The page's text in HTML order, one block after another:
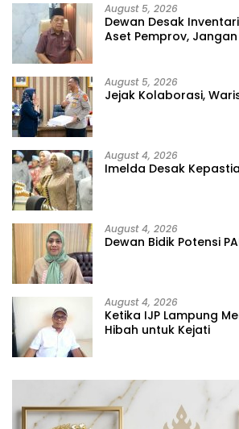
August 5, 2026
Dewan Desak
Aset Pemprov,
August 5, 2026
Jejak Kolaborasi,
August 4, 2026
Imelda Desak
August 4, 2026
Dewan Bidik Potensi
August 4, 2026
Ketika IJP Lampung
Hibah untuk Kejati